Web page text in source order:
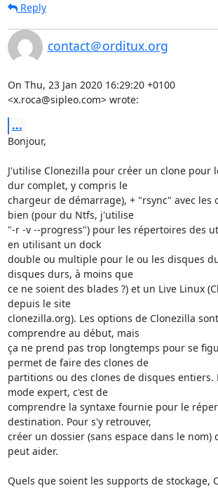
Reply
contact＠orditux.org
On Thu, 23 Jan 2020 16:29:20 +0100
<x.roca@sipleo.com> wrote:
...
Bonjour,
J'utilise Clonezilla pour créer un clone pour
dur complet, y compris le
chargeur de démarrage), + "rsync" avec les
bien (pour du Ntfs, j'utilise
"-r -v --progress") pour les répertoires des
en utilisant un dock
double ou multiple pour le ou les disques
disques durs, à moins que
ce ne soient des blades ?) et un Live Linux
depuis le site
clonezilla.org). Les options de Clonezilla
comprendre au début, mais
ça ne prend pas trop longtemps pour se
permet de faire des clones de
partitions ou des clones de disques entiers.
mode expert, c'est de
comprendre la syntaxe fournie pour le
destination. Pour s'y retrouver,
créer un dossier (sans espace dans le nom)
peut aider.
Quels que soient les supports de stockage,